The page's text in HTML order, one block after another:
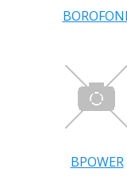
BPOWER